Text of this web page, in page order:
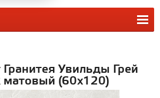
Увильды Грей
матовый (60х120)